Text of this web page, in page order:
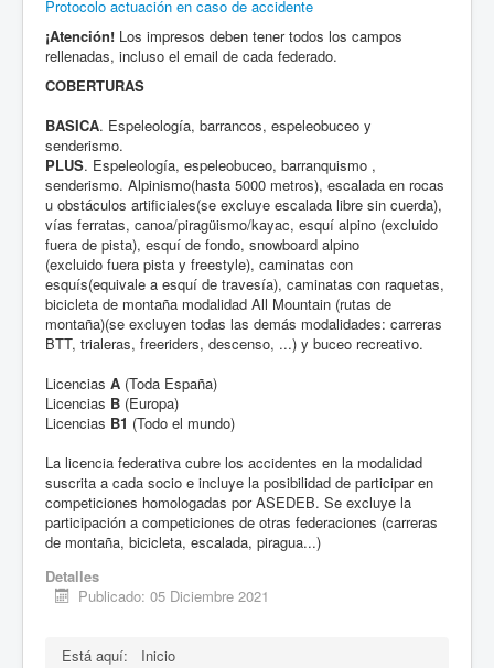
Protocolo actuación en caso de accidente
¡Atención! Los impresos deben tener todos los campos
rellenadas, incluso el email de cada federado.
COBERTURAS
BASICA. Espeleología, barrancos, espeleobuceo y
senderismo.
PLUS. Espeleología, espeleobuceo, barranquismo ,
senderismo. Alpinismo(hasta 5000 metros), escalada en rocas
u obstáculos artificiales(se excluye escalada libre sin cuerda),
vías ferratas, canoa/piragüismo/kayac, esquí alpino (excluido
fuera de pista), esquí de fondo, snowboard alpino
(excluido fuera pista y freestyle), caminatas con
esquís(equivale a esquí de travesía), caminatas con raquetas,
bicicleta de montaña modalidad All Mountain (rutas de
montaña)(se excluyen todas las demás modalidades: carreras
BTT, trialeras, freeriders, descenso, ...) y buceo recreativo.
Licencias A (Toda España)
Licencias B (Europa)
Licencias B1 (Todo el mundo)
La licencia federativa cubre los accidentes en la modalidad
suscrita a cada socio e incluye la posibilidad de participar en
competiciones homologadas por ASEDEB. Se excluye la
participación a competiciones de otras federaciones (carreras
de montaña, bicicleta, escalada, piragua...)
Detalles
Publicado: 05 Diciembre 2021
Está aquí: Inicio